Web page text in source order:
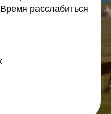
расслабиться